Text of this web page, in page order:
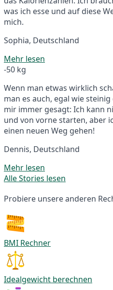
was ich esse und auf diese
mich.
Sophia, Deutschland
Mehr lesen
-50 kg
Wenn man etwas wirklich
man es auch, egal wie
mir immer gesagt: Ich kann
und von vorne starten, aber
einen neuen Weg gehen!
Dennis, Deutschland
Mehr lesen
Alle Stories lesen
Probiere unsere anderen
BMI Rechner
Idealgewicht berechnen